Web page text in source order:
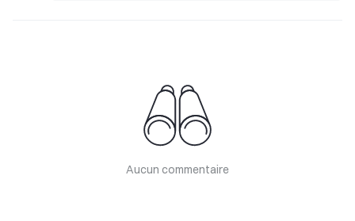
Aucun commentaire